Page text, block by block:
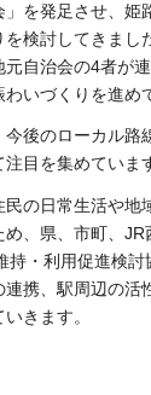
を発足させ、姫
検討してきまし
自治会の4者が
いづくりを進め
後のローカル路
目を集めていま
の日常生活や地
、県、市町、
・利用促進検討
携、駅周辺の活
きます。